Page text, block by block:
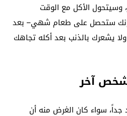
وسيتحول الأكل مع الوقت
إنك ستحصل على طعام شهي– بعد
ولا يشعرك بالذنب بعد أكله تجاهك
جداً، سواء كان الغرض منه أن